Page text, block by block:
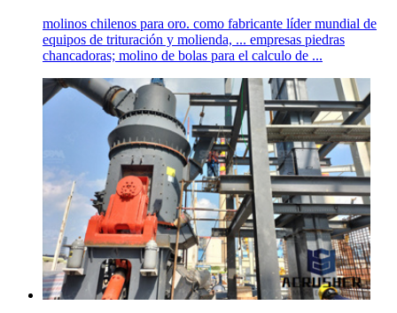
molinos chilenos para oro. como fabricante líder mundial de
equipos de trituración y molienda, ... empresas piedras
chancadoras; molino de bolas para el calculo de ...